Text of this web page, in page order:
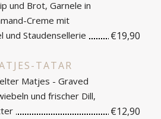
und Brot, Garnele in
Creme mit
und Staudensellerie
€19,90
TATAR
Matjes - Graved
und frischer Dill,
€12,90